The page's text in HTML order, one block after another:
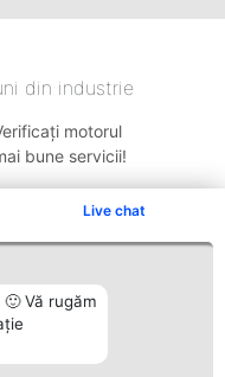
Live chat
Vă rugăm
din industrie
motorul
bune servicii!